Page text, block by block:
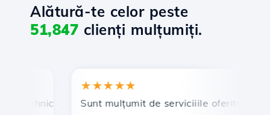
Alătură-te celor peste
51,847 clienți mulțumiți.
prompt și eficient.
★★★★★
Sunt mulțumit de serviciiile oferite de